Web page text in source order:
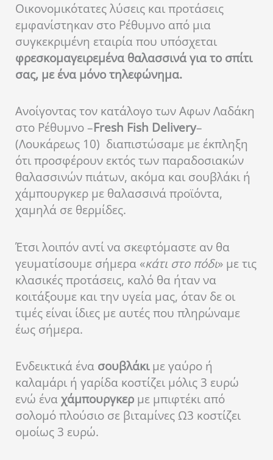
Οικονομικότατες λύσεις και προτάσεις
εμφανίστηκαν στο Ρέθυμνο από μια
συγκεκριμένη εταιρία που υπόσχεται
φρεσκομαγειρεμένα θαλασσινά για το σπίτι
σας, με ένα μόνο τηλεφώνημα.
Ανοίγοντας τον κατάλογο των Αφων Λαδάκη
στο Ρέθυμνο –Fresh Fish Delivery–
(Λουκάρεως 10) διαπιστώσαμε με έκπληξη
ότι προσφέρουν εκτός των παραδοσιακών
θαλασσινών πιάτων, ακόμα και σουβλάκι ή
χάμπουργκερ με θαλασσινά προϊόντα,
χαμηλά σε θερμίδες.
Έτσι λοιπόν αντί να σκεφτόμαστε αν θα
γευματίσουμε σήμερα «κάτι στο πόδι» με τις
κλασικές προτάσεις, καλό θα ήταν να
κοιτάξουμε και την υγεία μας, όταν δε οι
τιμές είναι ίδιες με αυτές που πληρώναμε
έως σήμερα.
Ενδεικτικά ένα σουβλάκιμε γαύρο ή
καλαμάρι ή γαρίδα κοστίζει μόλις 3 ευρώ
ενώ έναχάμπουργκερ με μπιφτέκι από
σολομό πλούσιο σε βιταμίνες Ω3 κοστίζει
ομοίως 3 ευρώ.